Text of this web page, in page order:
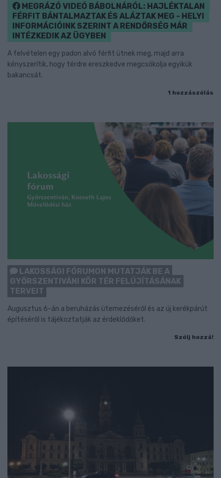
MEGRÁZÓ VIDEÓ BÁBOLNÁRÓL: HAJLÉKTALAN
FÉRFIT BÁNTALMAZTAK ÉS ALÁZTAK MEG - HELYI
INFORMÁCIÓINK SZERINT A RENDŐRSÉG MÁR
INTÉZKEDIK AZ ÜGYBEN
A felvételen egy padon alvó férfit ütnek meg, majd arra
kényszerítik, hogy térdre ereszkedve megcsókolja egyikük
bakancsát.
1 hozzászólás
LAKOSSÁGI FÓRUMON MUTATJÁK BE A
GYŐRSZENTIVÁNI KÖR TÉR FELÚJÍTÁSÁNAK
TERVEIT
Augusztus 6-án a beruházás ütemezéséről és az új kerékpárút
építéséről is tájékoztatják az érdeklődőket.
Szólj hozzá!